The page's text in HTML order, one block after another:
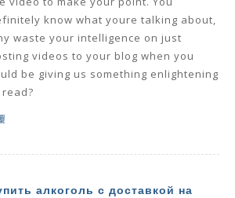
know what youre talking about,
waste your intelligence on just
videos to your blog when you
be giving us something enlightening
алкоголь с доставкой на